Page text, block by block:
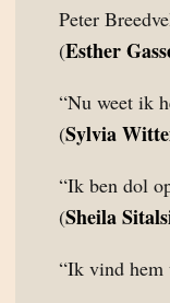
Peter
(Esther
“Nu weet ik
(Sylvia
“Ik ben dol
(Sheila
“Ik vind hem